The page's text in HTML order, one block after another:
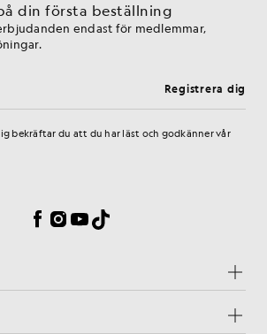
din första beställning
endast för medlemmar,
Registrera dig
bekräftar du att du har läst och godkänner vår
Facebook
Instagram
YouTube
TikTok